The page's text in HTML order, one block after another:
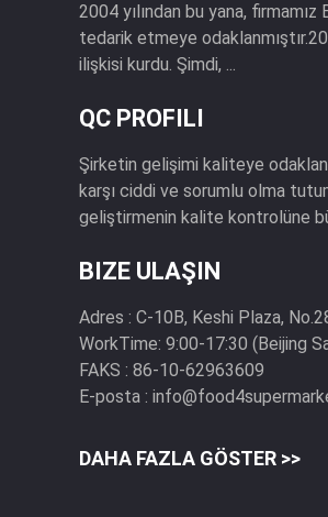
2004 yılından bu yana,
tedarik etmeye
ilişkisi kurdu. Şimdi, ...
QC PROFILI
Şirketin gelişimi kaliteye
karşı ciddi ve sorumlu olma
geliştirmenin kalite kontrolüne
BIZE ULAŞIN
Adres : C-10B, Keshi Plaza,
WorkTime: 9:00-17:30 (Beijing
FAKS : 86-10-62963609
E-posta :
DAHA FAZLA GÖSTER >>